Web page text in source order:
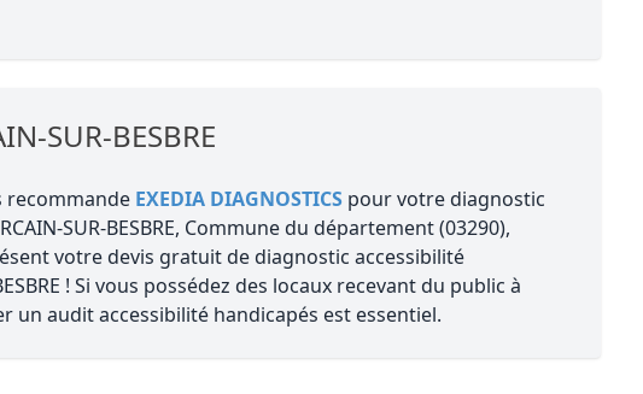
SUR-BESBRE
recommande EXEDIA DIAGNOSTICS pour votre diagnostic
SUR-BESBRE, Commune du département (03290),
votre devis gratuit de diagnostic accessibilité
! Si vous possédez des locaux recevant du public à
un audit accessibilité handicapés est essentiel.